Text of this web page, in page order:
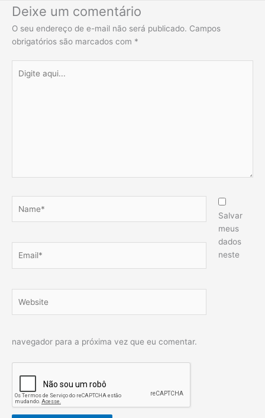
Deixe um comentário
O seu endereço de e-mail não será publicado. Campos
obrigatórios são marcados com *
aqui...
Salvar
meus
dados
neste
navegador para a próxima vez que eu comentar.